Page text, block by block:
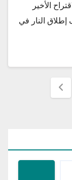
الأخير
النار في